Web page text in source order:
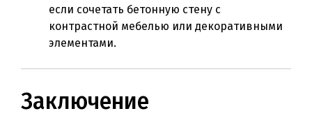
если сочетать бетонную стену с
контрастной мебелью или декоративными
элементами.
Заключение